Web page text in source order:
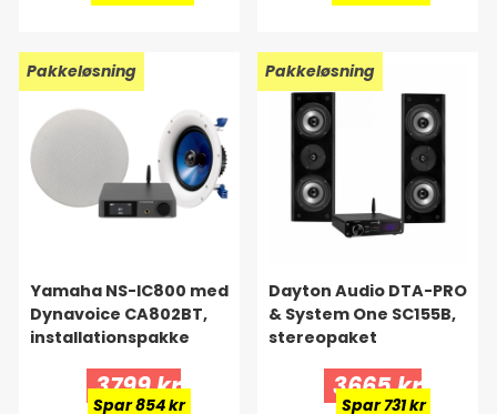
Pakkeløsning
Yamaha NS-IC800 med
Dynavoice CA802BT,
installationspakke
3799 kr
Spar 854 kr
Pakkeløsning
Dayton Audio DTA-PRO
& System One SC155B,
stereopaket
3665 kr
Spar 731 kr